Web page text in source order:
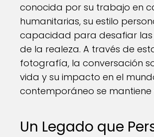
conocida por su trabajo en
humanitarias, su estilo
capacidad para desafiar las
de la realeza. A través de
fotografía, la conversación
vida y su impacto en el
contemporáneo se mantiene
Un Legado que